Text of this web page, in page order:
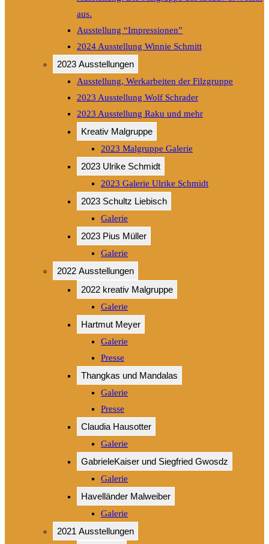
aus.
Ausstellung “Impressionen”
2024 Ausstellung Winnie Schmitt
2023 Ausstellungen
Ausstellung, Werkarbeiten der Filzgruppe
2023 Ausstellung Wolf Schrader
2023 Ausstellung Raku und mehr
Kreativ Malgruppe
2023 Malgruppe Galerie
2023 Ulrike Schmidt
2023 Galerie Ulrike Schmidt
2023 Schultz Liebisch
Galerie
2023 Pius Müller
Galerie
2022 Ausstellungen
2022 kreativ Malgruppe
Galerie
Hartmut Meyer
Galerie
Presse
Thangkas und Mandalas
Galerie
Presse
Claudia Hausotter
Galerie
GabrieleKaiser und Siegfried Gwosdz
Galerie
Havelländer Malweiber
Galerie
2021 Ausstellungen